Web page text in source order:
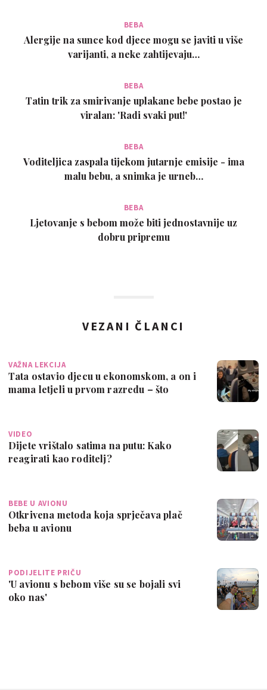
BEBA
Alergije na sunce kod djece mogu se javiti u više
varijanti, a neke zahtijevaju…
BEBA
Tatin trik za smirivanje uplakane bebe postao je
viralan: 'Radi svaki put!'
BEBA
Voditeljica zaspala tijekom jutarnje emisije - ima
malu bebu, a snimka je urneb…
BEBA
Ljetovanje s bebom može biti jednostavnije uz
dobru pripremu
VEZANI ČLANCI
VAŽNA LEKCIJA
Tata ostavio djecu u ekonomskom, a on i
mama letjeli u prvom razredu – što
VIDEO
Dijete vrištalo satima na putu: Kako
reagirati kao roditelj?
BEBE U AVIONU
Otkrivena metoda koja sprječava plač
beba u avionu
PODIJELITE PRIČU
'U avionu s bebom više su se bojali svi
oko nas'